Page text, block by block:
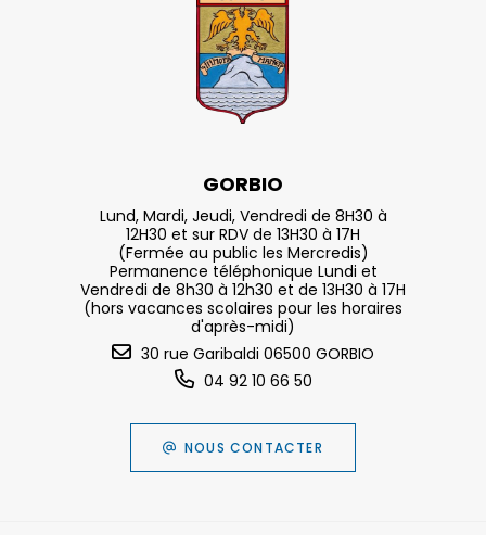
GORBIO
Lund, Mardi, Jeudi, Vendredi de 8H30 à
12H30 et sur RDV de 13H30 à 17H
(Fermée au public les Mercredis)
Permanence téléphonique Lundi et
Vendredi de 8h30 à 12h30 et de 13H30 à 17H
(hors vacances scolaires pour les horaires
d'après-midi)
30 rue Garibaldi 06500 GORBIO
04 92 10 66 50
NOUS CONTACTER